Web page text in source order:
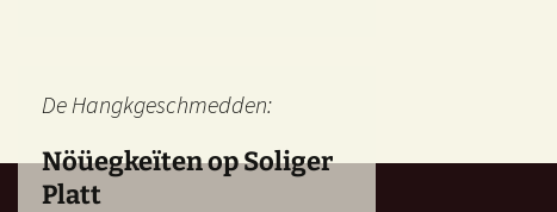
De Hangkgeschmedden:
Nöüegkeïten op Soliger
Platt